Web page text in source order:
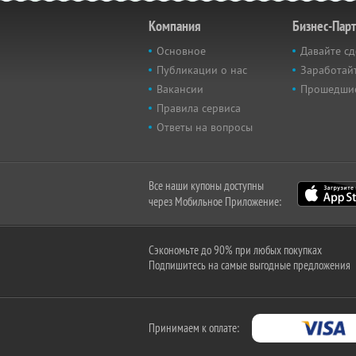
Компания
Основное
Публикации о нас
Вакансии
Правила сервиса
Ответы на вопросы
Бизнес-
Давайте
Все наши купоны доступны
через Мобильное Приложение:
Сэкономьте до 90% при любых покупках
Подпишитесь на самые выгодные предложения
Принимаем к оплате: